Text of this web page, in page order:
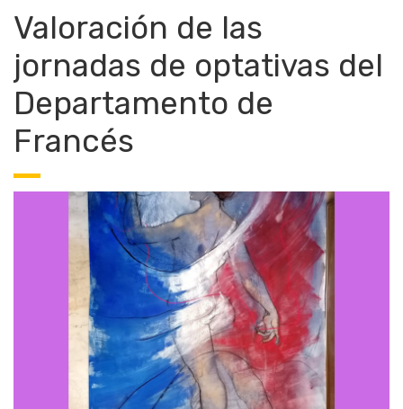
Valoración de las
jornadas de optativas del
Departamento de
Francés